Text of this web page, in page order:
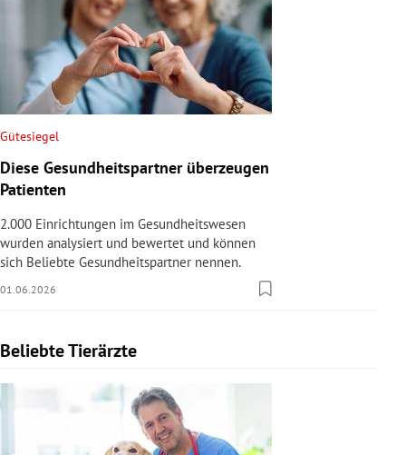
Gütesiegel
Diese Gesundheitspartner überzeugen
Patienten
2.000 Einrichtungen im Gesundheitswesen
wurden analysiert und bewertet und können
sich Beliebte Gesundheitspartner nennen.
01.06.2026
Beliebte Tierärzte
Slide 1 von 1